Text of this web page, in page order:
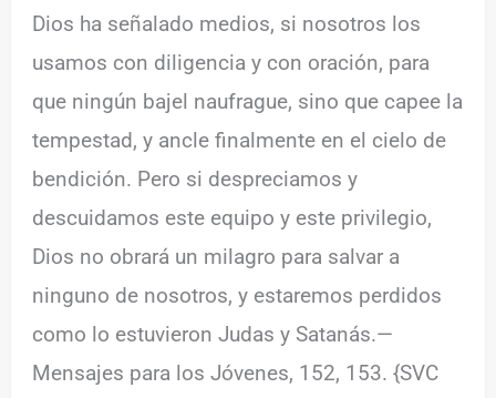
Dios ha señalado medios, si nosotros los
usamos con diligencia y con oración, para
que ningún bajel naufrague, sino que capee la
tempestad, y ancle finalmente en el cielo de
bendición. Pero si despreciamos y
descuidamos este equipo y este privilegio,
Dios no obrará un milagro para salvar a
ninguno de nosotros, y estaremos perdidos
como lo estuvieron Judas y Satanás.—
Mensajes para los Jóvenes, 152, 153. {SVC